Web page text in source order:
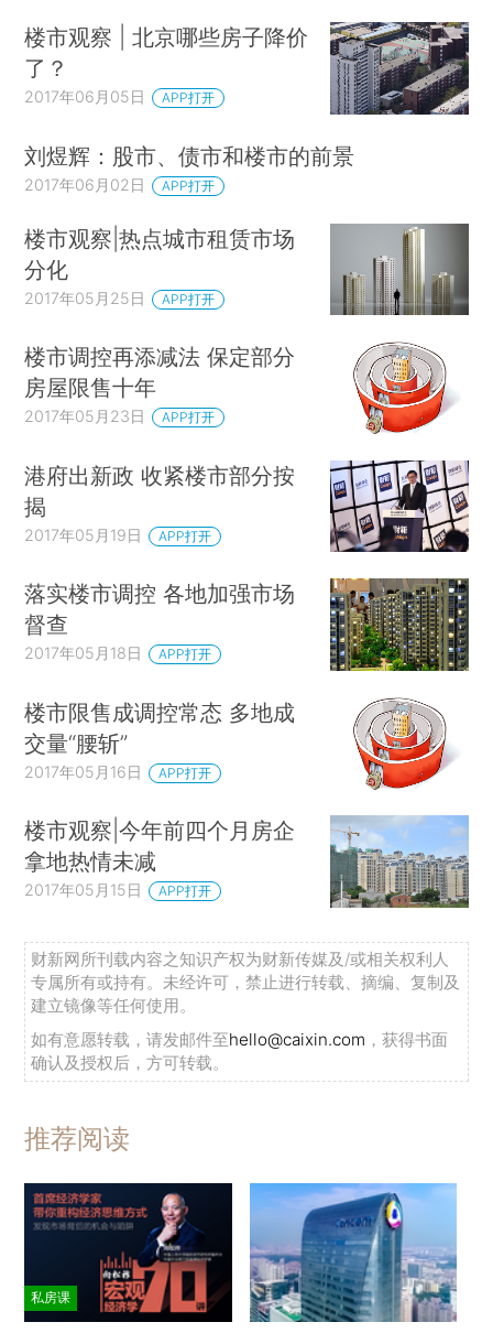
楼市观察 | 北京哪些房子降价
了？
2017年06月05日 APP打开
刘煜辉：股市、债市和楼市的前景
2017年06月02日 APP打开
楼市观察|热点城市租赁市场
分化
2017年05月25日 APP打开
楼市调控再添减法 保定部分
房屋限售十年
2017年05月23日 APP打开
港府出新政 收紧楼市部分按
揭
2017年05月19日 APP打开
落实楼市调控 各地加强市场
督查
2017年05月18日 APP打开
楼市限售成调控常态 多地成
交量“腰斩”
2017年05月16日 APP打开
楼市观察|今年前四个月房企
拿地热情未减
2017年05月15日 APP打开
财新网所刊载内容之知识产权为财新传媒及/或相关权利人
专属所有或持有。未经许可，禁止进行转载、摘编、复制及
建立镜像等任何使用。
如有意愿转载，请发邮件至hello@caixin.com ，获得书面
确认及授权后，方可转载。
推荐阅读
私房课